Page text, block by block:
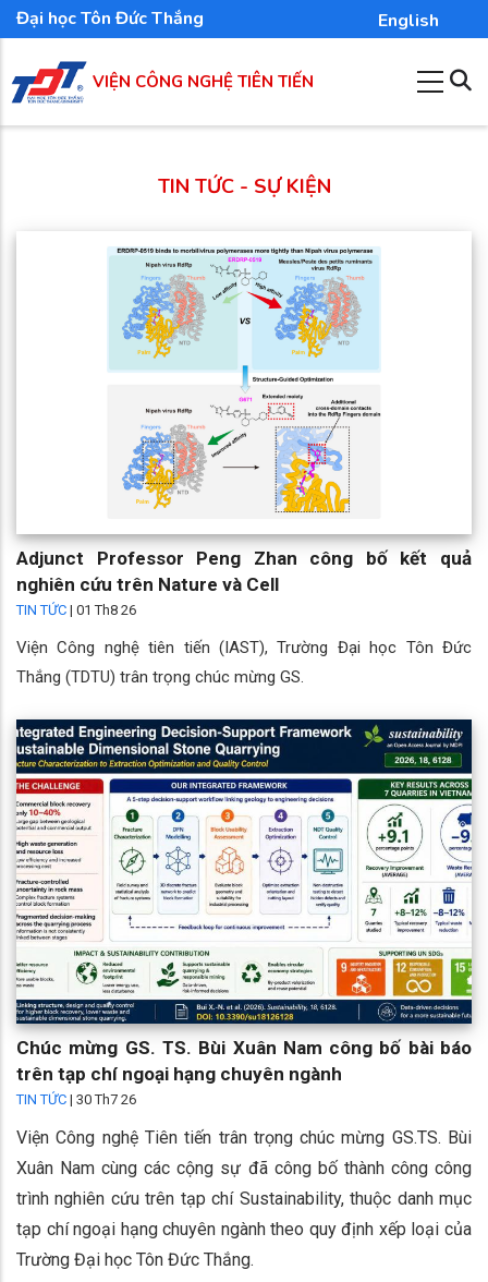
Nhảy
đến
nội
dung
Đại học Tôn Đức Thắng English
VIỆN CÔNG NGHỆ TIÊN TIẾN
TIN TỨC - SỰ KIỆN
Adjunct Professor Peng Zhan công bố kết quả
nghiên cứu trên Nature và Cell
TIN TỨC | 01 Th8 26
Viện Công nghệ tiên tiến (IAST), Trường Đại học Tôn Đức
Thắng (TDTU) trân trọng chúc mừng GS.
Chúc mừng GS. TS. Bùi Xuân Nam công bố bài báo
trên tạp chí ngoại hạng chuyên ngành
TIN TỨC | 30 Th7 26
Viện Công nghệ Tiên tiến trân trọng chúc mừng GS.TS. Bùi
Xuân Nam cùng các cộng sự đã công bố thành công công
trình nghiên cứu trên tạp chí Sustainability, thuộc danh mục
tạp chí ngoại hạng chuyên ngành theo quy định xếp loại của
Trường Đại học Tôn Đức Thắng.